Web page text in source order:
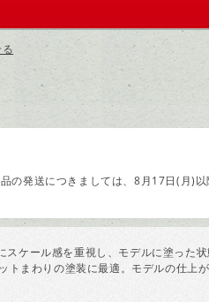
発送につきましては、8月17日(月)
ケール感を重視し、モデルに塗った
まわりの塗装に最適。モデルの仕上が